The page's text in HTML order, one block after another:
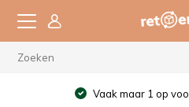
Vaak maar 1 op